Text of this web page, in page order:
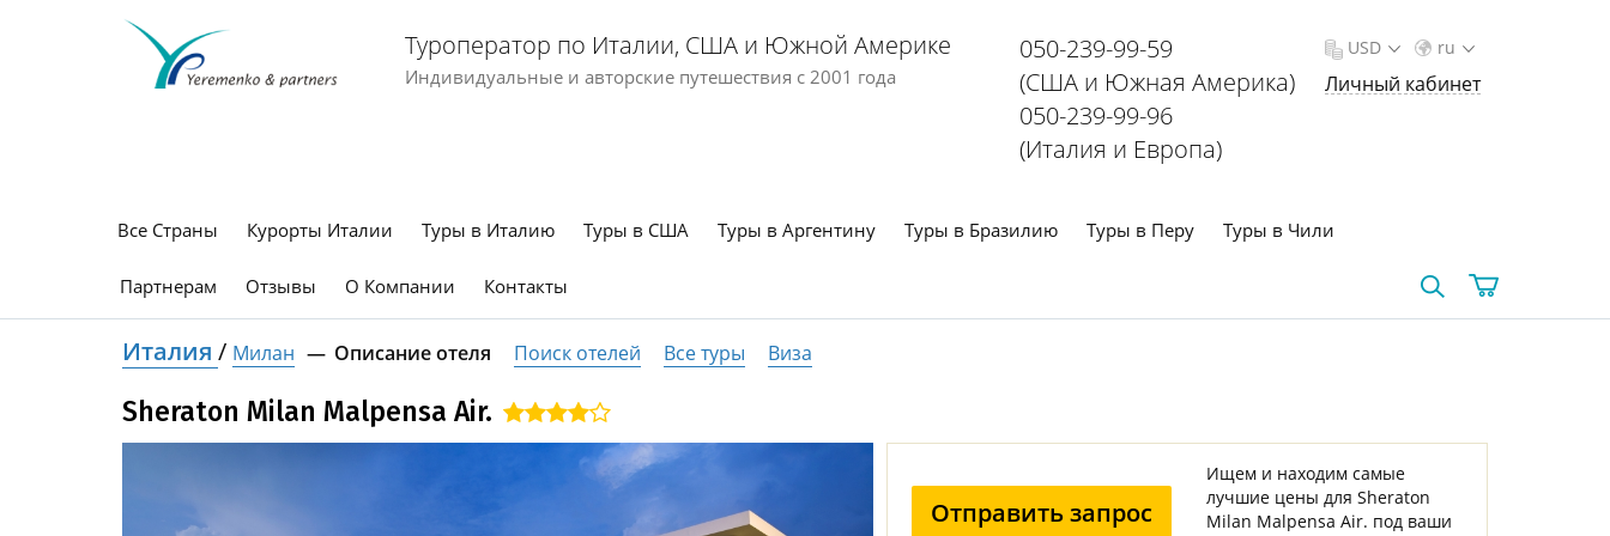
Туроператор по Италии, США и Южной Америке
Индивидуальные и авторские путешествия с 2001 года
050-239-99-59
(США и Южная Америка)
050-239-99-96
(Италия и Европа)
ru
USD
Личный кабинет
Все Страны Курорты Италии Туры в Италию Туры в США Туры в Аргентину Туры в Бразилию Туры в Перу Туры в Чили
Партнерам Отзывы О Компании Контакты
Италия / Милан Описание отеля Поиск отелей Все туры Виза
Sheraton Milan Malpensa Air.
Отправить запрос
Ищем и находим самые
лучшие цены для Sheraton
Milan Malpensa Air. под ваши